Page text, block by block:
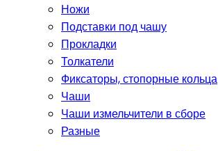
Ножи
Подставки под чашу
Прокладки
Толкатели
Фиксаторы, стопорные кольца
Чаши
Чаши измельчители в сборе
Разные